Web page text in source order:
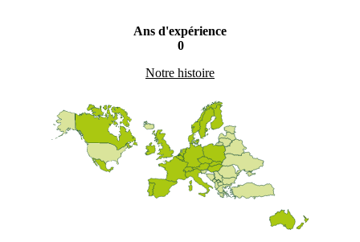
Ans d'expérience
0
Notre histoire